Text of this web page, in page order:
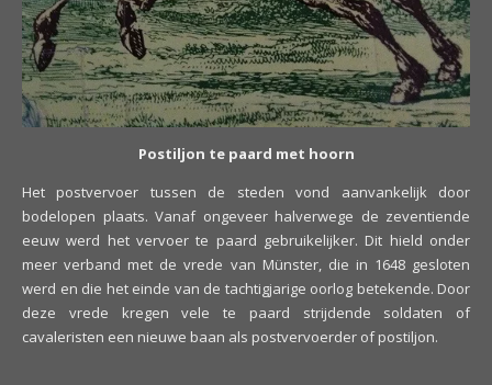
Postiljon te paard met hoorn
Het postvervoer tussen de steden vond aanvankelijk door
bodelopen plaats. Vanaf ongeveer halverwege de zeventiende
eeuw werd het vervoer te paard gebruikelijker. Dit hield onder
meer verband met de vrede van Münster, die in 1648 gesloten
werd en die het einde van de tachtigjarige oorlog betekende. Door
deze vrede kregen vele te paard strijdende soldaten of
cavaleristen een nieuwe baan als postvervoerder of postiljon.